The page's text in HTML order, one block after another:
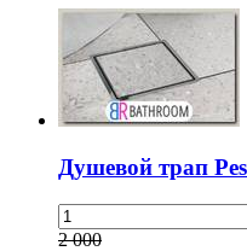
Душевой трап
2 000